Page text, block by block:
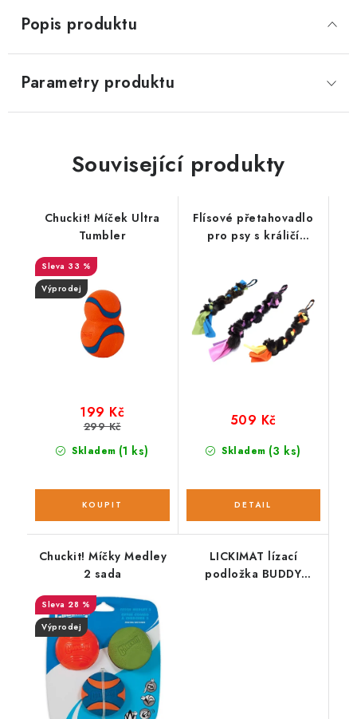
Popis produktu
Parametry produktu
Související produkty
Chuckit! Míček Ultra
Tumbler
33 %
Výprodej
Skladem (1 ks)
199 Kč
299 Kč
Flísové přetahovadlo
pro psy s králičí
Skladem (3 ks)
509 Kč
Chuckit! Míčky Medley
2 sada
28 %
Výprodej
LICKIMAT lízací
podložka BUDDY